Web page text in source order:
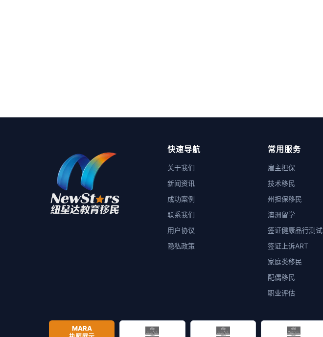
快速导航
关于我们
新闻资讯
成功案例
联系我们
用户协议
隐私政策
常用服务
雇主担保
技术移民
州担保移民
澳洲留学
签证健康品行测试
签证上诉ART
家庭类移民
配偶移民
职业评估
MARA